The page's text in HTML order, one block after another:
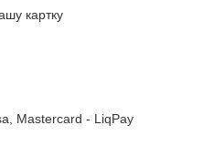
картку
Mastercard - LiqPay